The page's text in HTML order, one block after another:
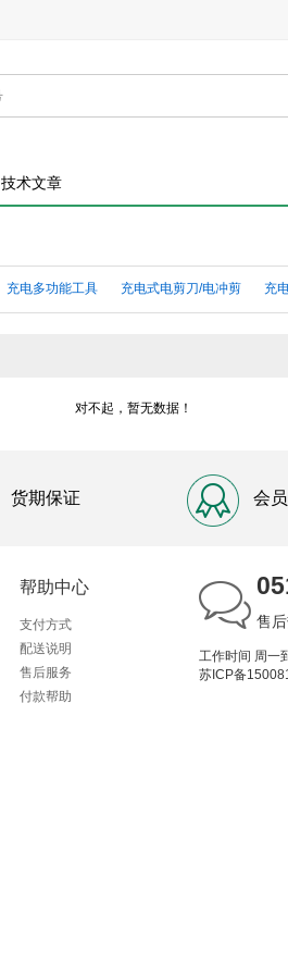
技术文章
充电多功能工具 充电式电剪刀/电冲剪 充
对不起，暂无数据！
货期保证 会
帮助中心
支付方式
配送说明
售后服务
付款帮助
售后
工作时间 周一
苏ICP备